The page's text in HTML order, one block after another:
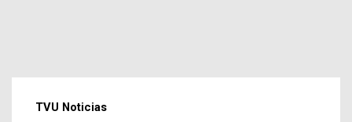
TVU Noticias